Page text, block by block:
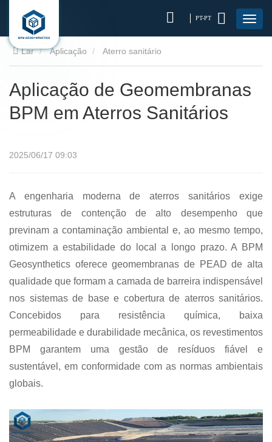
PT-PT
Lar Aplicação Aterro sanitário
Aplicação de Geomembranas
BPM em Aterros Sanitários
2025/06/17 09:03
A engenharia moderna de aterros sanitários exige
estruturas de contenção de alto desempenho que
previnam a contaminação ambiental e, ao mesmo tempo,
otimizem a estabilidade do local a longo prazo. A BPM
Geosynthetics oferece geomembranas de PEAD de alta
qualidade que formam a camada de barreira indispensável
nos sistemas de base e cobertura de aterros sanitários.
Concebidos para resistência química, baixa
permeabilidade e durabilidade mecânica, os revestimentos
BPM garantem uma gestão de resíduos fiável e
sustentável, em conformidade com as normas ambientais
globais.